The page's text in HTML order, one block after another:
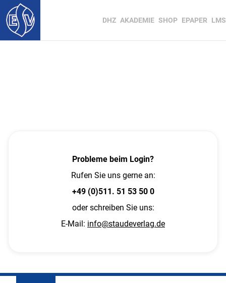
DHZ AKADEMIE SHOP EPAPER LMS
Probleme beim Login?
Rufen Sie uns gerne an:
+49 (0)511. 51 53 50 0
oder schreiben Sie uns:
E-Mail: info@staudeverlag.de